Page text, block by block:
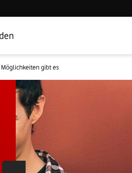
Möglichkeiten gibt es